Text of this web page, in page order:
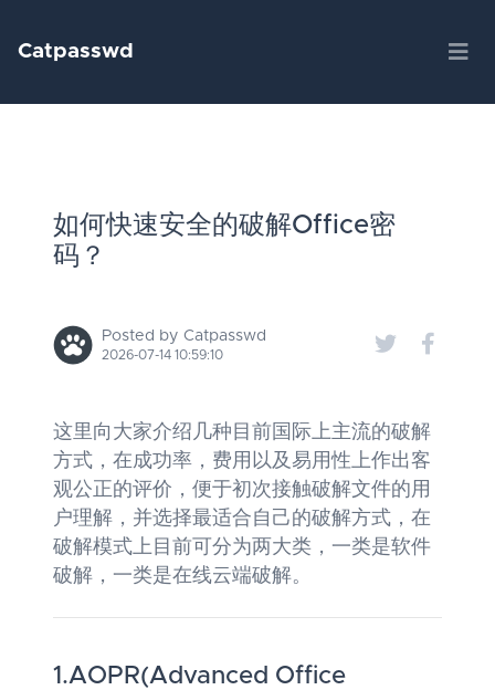
Catpasswd
如何快速安全的破解Office密
码？
Posted by Catpasswd
2026-07-14 10:59:10
这里向大家介绍几种目前国际上主流的破解
方式，在成功率，费用以及易用性上作出客
观公正的评价，便于初次接触破解文件的用
户理解，并选择最适合自己的破解方式，在
破解模式上目前可分为两大类，一类是软件
破解，一类是在线云端破解。
1.AOPR(Advanced Office